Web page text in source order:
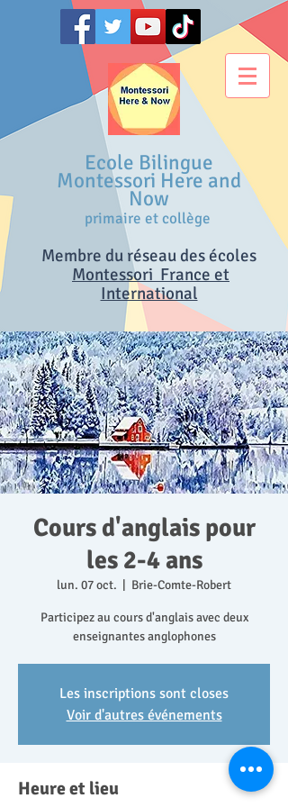
Ecole Bilingue
Montessori Here and
Now
primaire et collège
Membre du réseau des écoles
Montessori France et
International
Cours d'anglais pour
les 2-4 ans
lun. 07 oct. Brie-Comte-Robert
Participez au cours d'anglais avec deux
enseignantes anglophones
Les inscriptions sont closes
Voir d'autres événements
Heure et lieu